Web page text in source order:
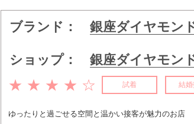
ブランド： 銀座ダイヤモン
ショップ： 銀座ダイヤモン
★ ★ ★ ★ ☆ 試着 結婚
ゆったりと過ごせる空間と温かい接客が魅力のお店